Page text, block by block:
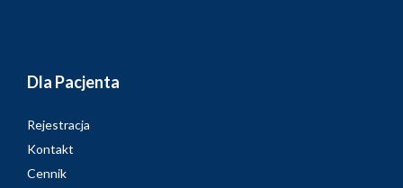
Dla Pacjenta
Rejestracja
Kontakt
Cennik